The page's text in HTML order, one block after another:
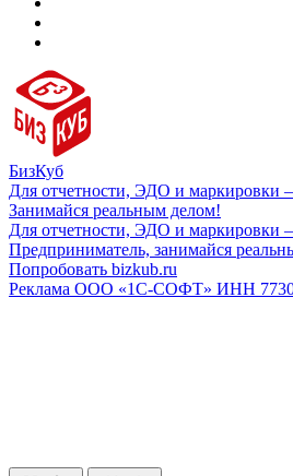
БизКуб
Для отчетности, ЭДО и маркировки
Занимайся реальным делом!
Для отчетности, ЭДО и маркировки
Предприниматель, занимайся
Попробовать bizkub.ru
Реклама ООО «1С-СОФТ» ИНН